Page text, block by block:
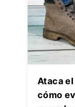
Ataca
cómo